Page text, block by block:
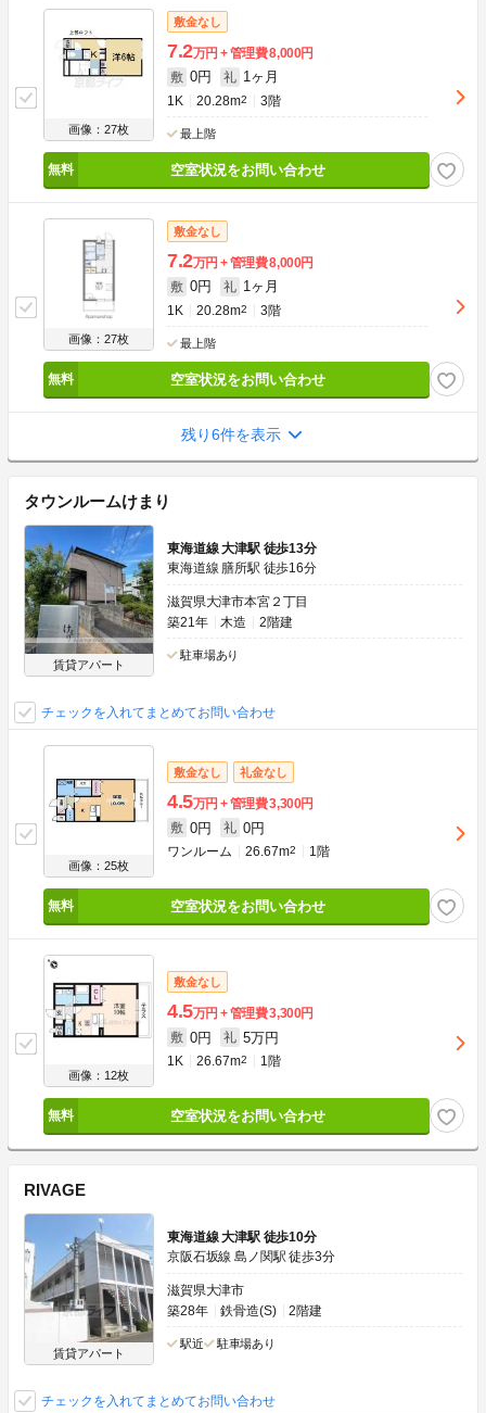
画像：27枚
敷金なし
7.2万円 管理費8,000円
敷 0円 礼 1ヶ月
1K 20.28m2 3階
最上階
空室状況をお問い合わせ
画像：27枚
敷金なし
7.2万円 管理費8,000円
敷 0円 礼 1ヶ月
1K 20.28m2 3階
最上階
空室状況をお問い合わせ
残り6件を表示
タウンルームけまり
賃貸アパート
東海道線 大津駅 徒歩13分
東海道線 膳所駅 徒歩16分
滋賀県大津市本宮２丁目
築21年
木造 2階建
駐車場あり
チェックを入れてまとめてお問い合わせ
画像：25枚
敷金なし 礼金なし
4.5万円 管理費3,300円
敷 0円 礼 0円
ワンルーム 26.67m2 1階
空室状況をお問い合わせ
画像：12枚
敷金なし
4.5万円 管理費3,300円
敷 0円 礼 5万円
1K 26.67m2 1階
空室状況をお問い合わせ
RIVAGE
賃貸アパート
東海道線 大津駅 徒歩10分
京阪石坂線 島ノ関駅 徒歩3分
滋賀県大津市
築28年
鉄骨造(S) 2階建
駅近 駐車場あり
チェックを入れてまとめてお問い合わせ